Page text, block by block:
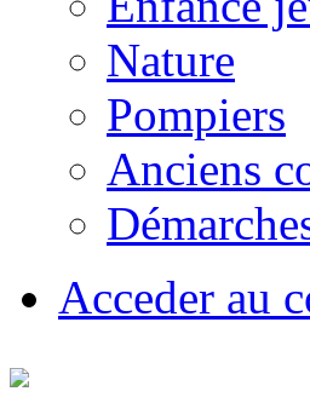
Nature
Pompiers
Anciens
Acceder au